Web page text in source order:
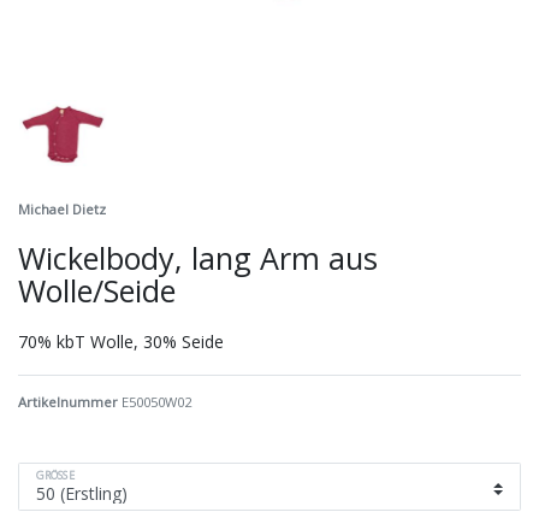
Michael Dietz
Wickelbody, lang Arm aus
Wolle/Seide
70% kbT Wolle, 30% Seide
Artikelnummer E50050W02
GRÖSSE